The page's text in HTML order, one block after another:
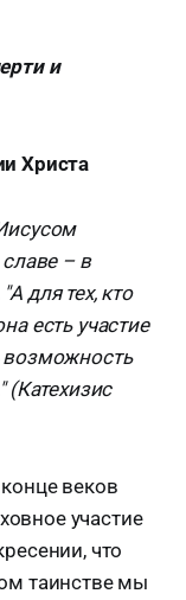
и
Христа
– в
для тех, кто
есть участие
возможность
(Катехизис
веков
участие
что
таинстве мы